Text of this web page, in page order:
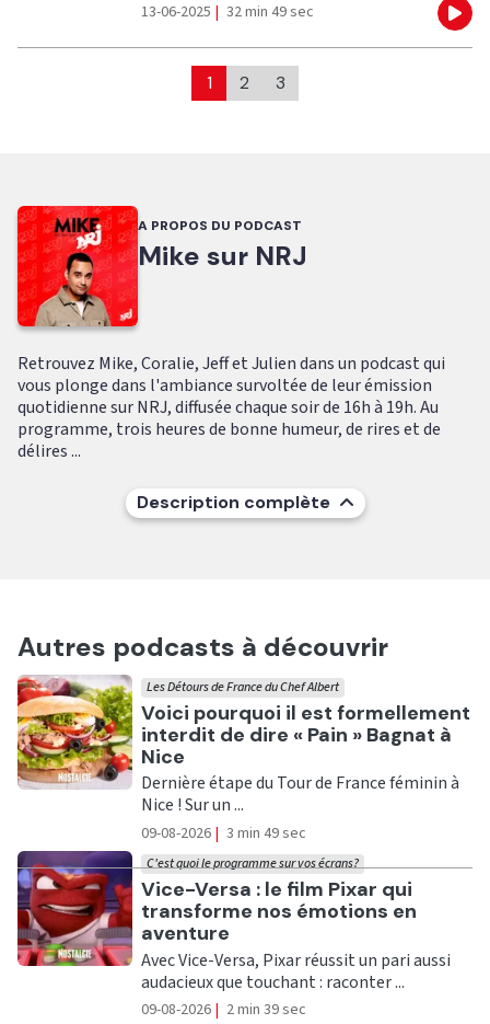
13-06-2025 | 32 min 49 sec
1 2 3
A PROPOS DU PODCAST
Mike sur NRJ
Retrouvez Mike, Coralie, Jeff et Julien dans un podcast qui
vous plonge dans l'ambiance survoltée de leur émission
quotidienne sur NRJ, diffusée chaque soir de 16h à 19h. Au
programme, trois heures de bonne humeur, de rires et de
délires ...
Description complète
Autres podcasts à découvrir
Ecouter
Voici pourquoi il est formellement
interdit de dire « Pain » Bagnat à
Nice
Les Détours de France du Chef Albert
Dernière étape du Tour de France féminin à
Nice ! Sur un ...
09-08-2026 | 3 min 49 sec
Ecouter
Vice-Versa : le film Pixar qui
transforme nos émotions en
aventure
C'est quoi le programme sur vos écrans?
Avec Vice-Versa, Pixar réussit un pari aussi
audacieux que touchant : raconter ...
09-08-2026 | 2 min 39 sec